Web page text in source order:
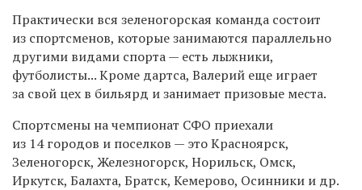
Практически вся зеленогорская команда состоит
из спортсменов, которые занимаются параллельно
другими видами спорта — есть лыжники,
футболисты... Кроме дартса, Валерий еще играет
за свой цех в бильярд и занимает призовые места.
Спортсмены на чемпионат СФО приехали
из 14 городов и поселков — это Красноярск,
Зеленогорск, Железногорск, Норильск, Омск,
Иркутск, Балахта, Братск, Кемерово, Осинники и др.